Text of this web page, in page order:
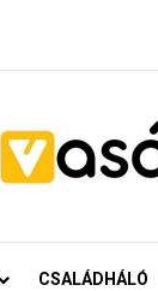
CSALÁDHÁLÓ